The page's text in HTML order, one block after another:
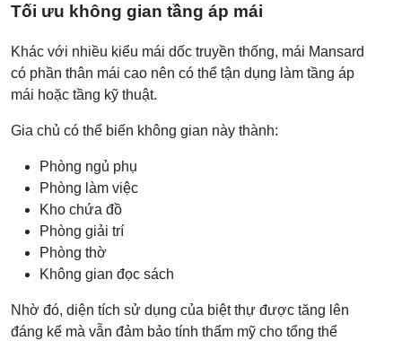
Tối ưu không gian tầng áp mái
Khác với nhiều kiểu mái dốc truyền thống, mái Mansard
có phần thân mái cao nên có thể tận dụng làm tầng áp
mái hoặc tầng kỹ thuật.
Gia chủ có thể biến không gian này thành:
Phòng ngủ phụ
Phòng làm việc
Kho chứa đồ
Phòng giải trí
Phòng thờ
Không gian đọc sách
Nhờ đó, diện tích sử dụng của biệt thự được tăng lên
đáng kể mà vẫn đảm bảo tính thẩm mỹ cho tổng thể